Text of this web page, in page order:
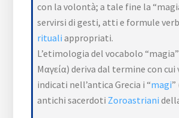
con la volontà; a tale fine la
servirsi di gesti, atti e formule
rituali appropriati.
L’etimologia del vocabolo
Μαγεία) deriva dal termine con cui
indicati nell’antica Grecia i “magi”
antichi sacerdoti Zoroastriani